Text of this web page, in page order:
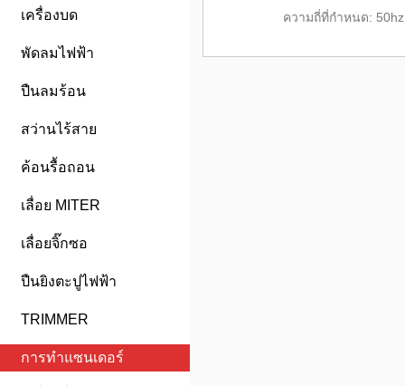
เครื่องบด
พัดลมไฟฟ้า
ปืนลมร้อน
สว่านไร้สาย
ค้อนรื้อถอน
เลื่อย MITER
เลื่อยจิ๊กซอ
ปืนยิงตะปูไฟฟ้า
TRIMMER
การทำแซนเดอร์
ความถี่ที่กำหนด: 50hz